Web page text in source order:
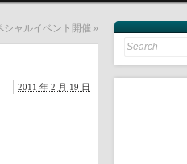
シャルイベント開催 »
2011 年 2 月 19 日
Search